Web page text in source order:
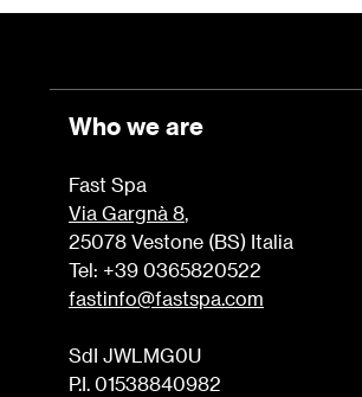
Who we are
Fast Spa
Via Gargnà 8,
25078 Vestone (BS) Italia
Tel: +39 0365820522
fastinfo@fastspa.com
SdI JWLMG0U
P.I. 01538840982